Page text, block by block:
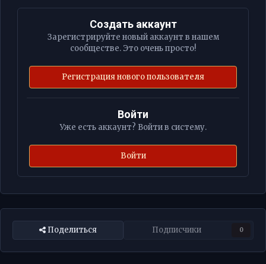
Создать аккаунт
Зарегистрируйте новый аккаунт в нашем
сообществе. Это очень просто!
Регистрация нового пользователя
Войти
Уже есть аккаунт? Войти в систему.
Войти
Поделиться Подписчики 0